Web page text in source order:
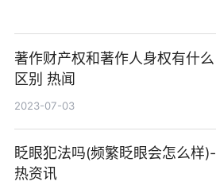
著作财产权和著作人身权有什么
区别 热闻
2023-07-03
眨眼犯法吗(频繁眨眼会怎么样)-
热资讯